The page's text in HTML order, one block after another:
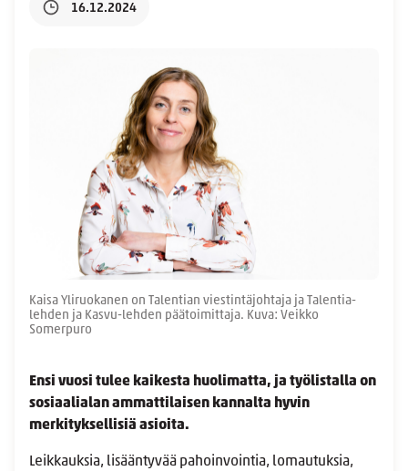
16.12.2024
Kaisa Yliruokanen on Talentian viestintäjohtaja ja Talentia-
lehden ja Kasvu-lehden päätoimittaja. Kuva: Veikko
Somerpuro
Ensi vuosi tulee kaikesta huolimatta, ja työlistalla on
sosiaalialan ammattilaisen kannalta hyvin
merkityksellisiä asioita.
Leikkauksia, lisääntyvää pahoinvointia, lomautuksia,